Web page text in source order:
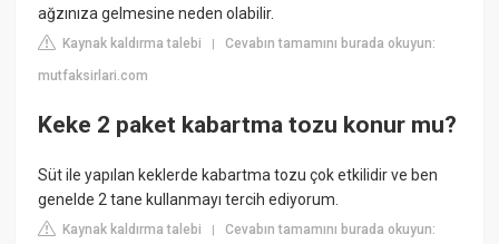
ağzınıza gelmesine neden olabilir.
Kaynak kaldırma talebi |Cevabın tamamını burada okuyun:
mutfaksirlari.com
Keke 2 paket kabartma tozu konur mu?
Süt ile yapılan keklerde kabartma tozu çok etkilidir ve ben
genelde 2 tane kullanmayı tercih ediyorum.
Kaynak kaldırma talebi |Cevabın tamamını burada okuyun: